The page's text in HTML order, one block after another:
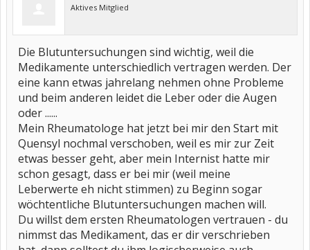
Aktives Mitglied
Die Blutuntersuchungen sind wichtig, weil die
Medikamente unterschiedlich vertragen werden. Der
eine kann etwas jahrelang nehmen ohne Probleme
und beim anderen leidet die Leber oder die Augen
oder ......
Mein Rheumatologe hat jetzt bei mir den Start mit
Quensyl nochmal verschoben, weil es mir zur Zeit
etwas besser geht, aber mein Internist hatte mir
schon gesagt, dass er bei mir (weil meine
Leberwerte eh nicht stimmen) zu Beginn sogar
wöchtentliche Blutuntersuchungen machen will.
Du willst dem ersten Rheumatologen vertrauen - du
nimmst das Medikament, das er dir verschrieben